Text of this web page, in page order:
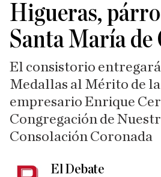
Higueras,
Santa María de
El consistorio
Medallas al Mérito de
empresario Enrique
Congregación de
Consolación Coronada
El Debate